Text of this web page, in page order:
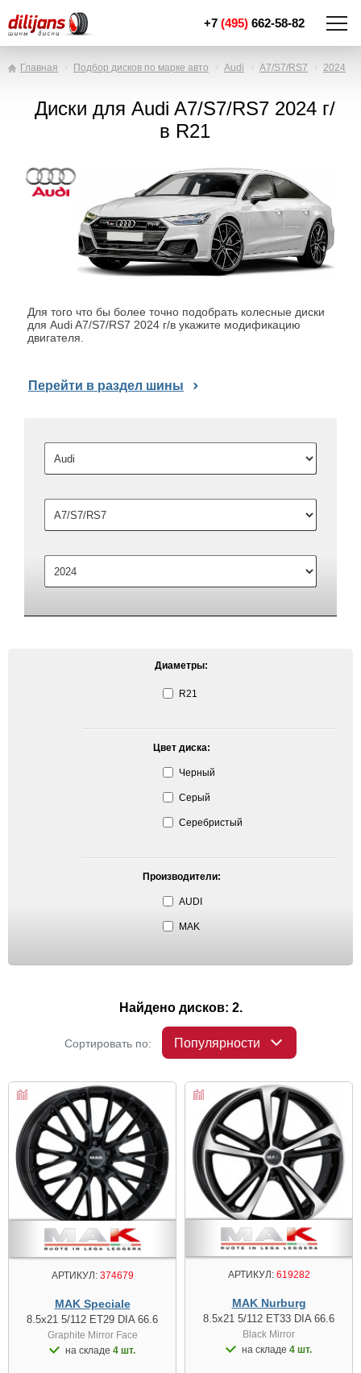
+7 (495) 662-58-82
Главная Подбор дисков по марке авто Audi A7/S7/RS7 2024
Диски для Audi A7/S7/RS7 2024 г/
в R21
Для того что бы более точно подобрать колесные диски
для Audi A7/S7/RS7 2024 г/в укажите модификацию
двигателя.
Перейти в раздел шины
Диаметры:
R21
Цвет диска:
Черный
Серый
Серебристый
Производители:
AUDI
MAK
Найдено дисков: 2.
Сортировать по: Популярности
АРТИКУЛ:374679
MAK Speciale
8.5x21 5/112 ET29 DIA 66.6
Graphite Mirror Face
на складе 4 шт.
АРТИКУЛ:619282
MAK Nurburg
8.5x21 5/112 ET33 DIA 66.6
Black Mirror
на складе 4 шт.